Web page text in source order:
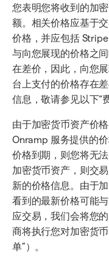
您表明您将收到的加
额。相关价格应基于
价格，并应包括
与向您展现的价格之
在差价，因此，向您
台上支付的价格存在
信息，敬请参见以下“
由于加密货币资产价
Onramp 服务提供的
价格到期，则您将无
加密货币资产，则交
新的价格信息。由于
看到的最新价格可能
应交易，我们会将您
商将执行您对加密货
单”）。